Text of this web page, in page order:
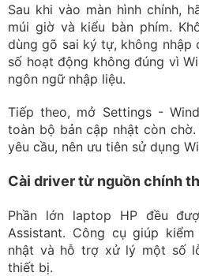
Sau khi vào màn hình chính,
múi giờ và kiểu bàn phím.
dùng gõ sai ký tự, không nhập
số hoạt động không đúng vì
ngôn ngữ nhập liệu.
Tiếp theo, mở Settings -
toàn bộ bản cập nhật còn
yêu cầu, nên ưu tiên sử dụng
Cài driver từ nguồn chính
Phần lớn laptop HP đều
Assistant. Công cụ giúp
nhật và hỗ trợ xử lý một số
thiết bị.